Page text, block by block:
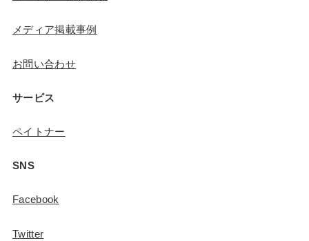
メディア掲載事例
お問い合わせ
サービス
ペイトナー
SNS
Facebook
Twitter